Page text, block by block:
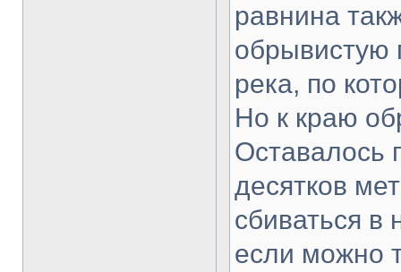
равнина
обрывистую
река, по
Но к краю
Оставалось
десятков
сбиваться в
если можно